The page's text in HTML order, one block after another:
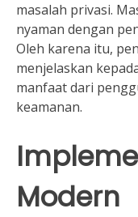
masalah privasi.
nyaman dengan
Oleh karena itu,
menjelaskan
manfaat dari
keamanan.
Modern